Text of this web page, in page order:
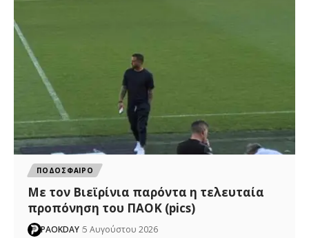
ΠΟΔΟΣΦΑΙΡΟ
Με τον Βιεϊρίνια παρόντα η τελευταία
προπόνηση του ΠΑΟΚ (pics)
PAOKDAY 5 Αυγούστου 2026